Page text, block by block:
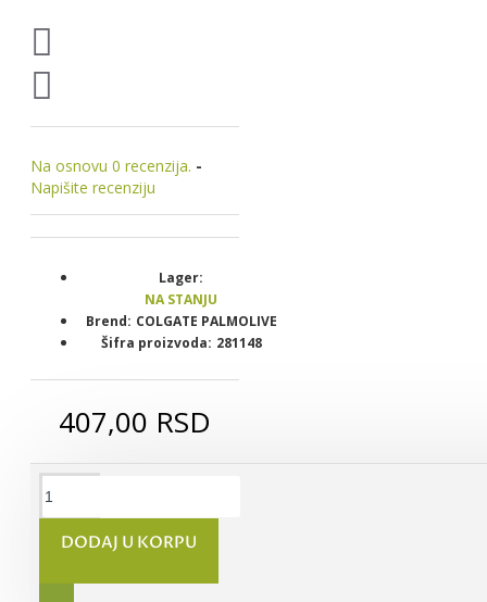
Na osnovu 0 recenzija. -
Napišite recenziju
407,00 RSD
Lager:
NA STANJU
Brend: COLGATE PALMOLIVE
Šifra proizvoda: 281148
DODAJ U KORPU
Napomena:Nastojimo da